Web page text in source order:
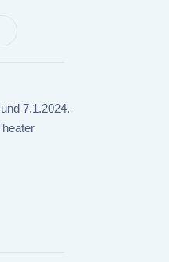
7.1.2024.